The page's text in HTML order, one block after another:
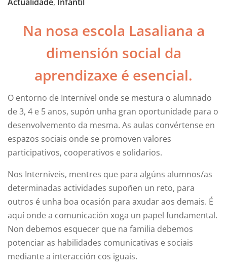
Na nosa escola Lasaliana a
dimensión social da
aprendizaxe é esencial.
O entorno de Internivel onde se mestura o alumnado
de 3, 4 e 5 anos, supón unha gran oportunidade para o
desenvolvemento da mesma. As aulas convértense en
espazos sociais onde se promoven valores
participativos, cooperativos e solidarios.
Nos Interniveis, mentres que para algúns alumnos/as
determinadas actividades supoñen un reto, para
outros é unha boa ocasión para axudar aos demais. É
aquí onde a comunicación xoga un papel fundamental.
Non debemos esquecer que na familia debemos
potenciar as habilidades comunicativas e sociais
mediante a interacción cos iguais.